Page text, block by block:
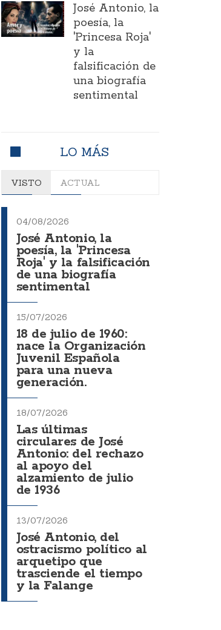
José Antonio, la
poesía, la
'Princesa Roja'
y la
falsificación de
una biografía
sentimental
LO MÁS
VISTO ACTUAL
04/08/2026
José Antonio, la
poesía, la 'Princesa
Roja' y la falsificación
de una biografía
sentimental
15/07/2026
18 de julio de 1960:
nace la Organización
Juvenil Española
para una nueva
generación.
18/07/2026
Las últimas
circulares de José
Antonio: del rechazo
al apoyo del
alzamiento de julio
de 1936
13/07/2026
José Antonio, del
ostracismo político al
arquetipo que
trasciende el tiempo
y la Falange